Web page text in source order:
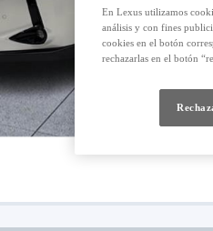
En Lexus utilizamos
análisis y con fines
cookies en el botón
rechazarlas en el botón